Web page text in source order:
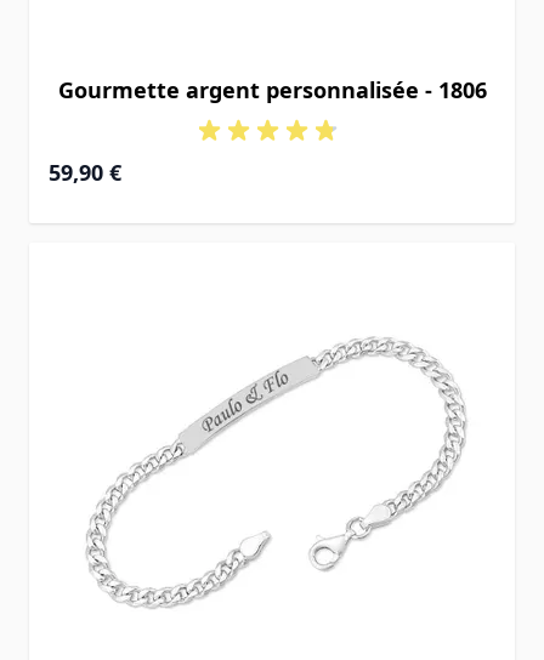
Gourmette argent personnalisée - 1806
À partir de
59,90 €